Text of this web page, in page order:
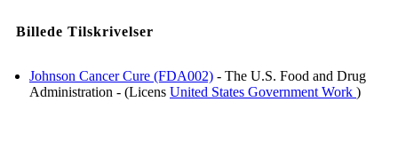
Billede Tilskrivelser
Johnson Cancer Cure (FDA002) - The U.S. Food and Drug
Administration - (Licens United States Government Work )